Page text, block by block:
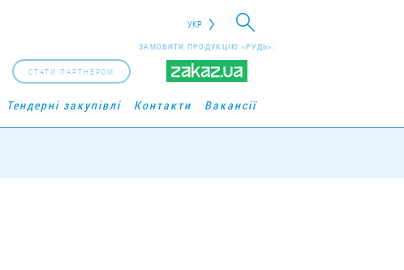
УКР
ЗАМОВИТИ ПРОДУКЦІЮ «РУДЬ»:
СТАТИ ПАРТНЕРОМ
Тендерні закупівлі Контакти Вакансії